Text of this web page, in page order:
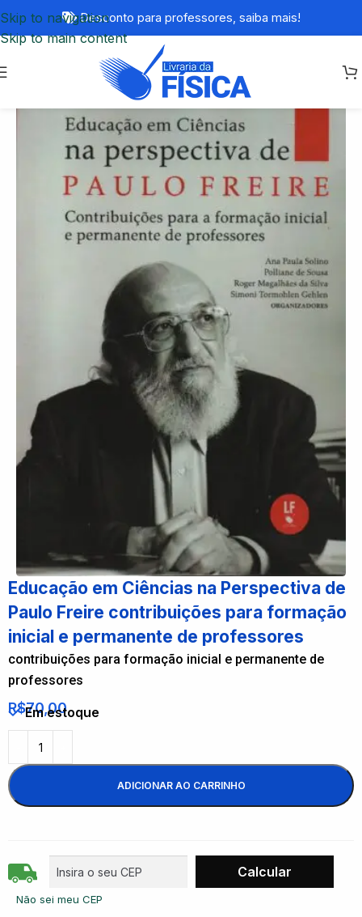
Skip to navigation
Skip to main content
Desconto para professores, saiba mais!
Educação em Ciências na Perspectiva de
Paulo Freire contribuições para formação
inicial e permanente de professores
contribuições para formação inicial e permanente de
professores
R$70,00
Em estoque
ADICIONAR AO CARRINHO
Não sei meu CEP